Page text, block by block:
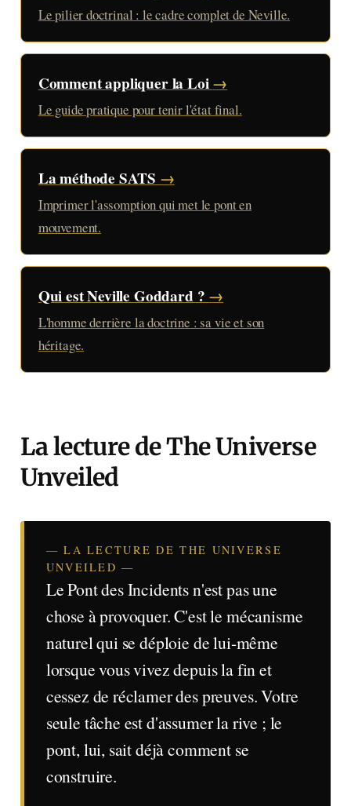
Le pilier doctrinal : le cadre complet de Neville.
Comment appliquer la Loi→
Le guide pratique pour tenir l'état final.
La méthode SATS →
Imprimer l'assomption qui met le pont en
mouvement.
Qui est Neville Goddard ? →
L'homme derrière la doctrine : sa vie et son
héritage.
La lecture de The Universe
Unveiled
— LA LECTURE DE THE UNIVERSE
UNVEILED —
Le Pont des Incidents n'est pas une
chose à provoquer. C'est le mécanisme
naturel qui se déploie de lui-même
lorsque vous vivez depuis la fin et
cessez de réclamer des preuves. Votre
seule tâche est d'assumer la rive ; le
pont, lui, sait déjà comment se
construire.